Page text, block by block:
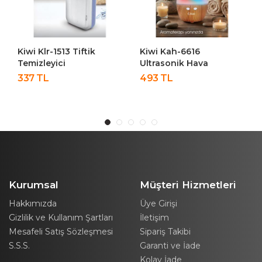
Kiwi Kah-6616
Ultrasonik Hava
Nemlendirici Ve Aroma
493 TL
Kiwi Baby Kbaby-41
Şarjlı Tırnak Kesme
Makinesi Tırnak Makası
439 TL
Kurumsal
Hakkımızda
Gizlilik ve Kullanım Şartları
Mesafeli Satış Sözleşmesi
S.S.S.
Müşteri Hizmetleri
Üye Girişi
İletişim
Sipariş Takibi
Garanti ve İade
Kolay İade